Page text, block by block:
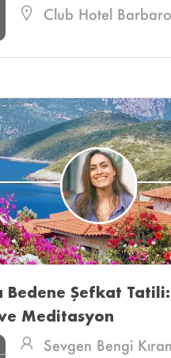
Club Hotel
Bedene Şefkat
Meditasyon
Sevgen Bengi Kıran